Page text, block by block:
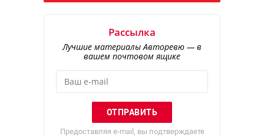
Рассылка
Лучшие материалы Авторевю — в
вашем почтовом ящике
Предоставляя e-mail, вы подтверждаете